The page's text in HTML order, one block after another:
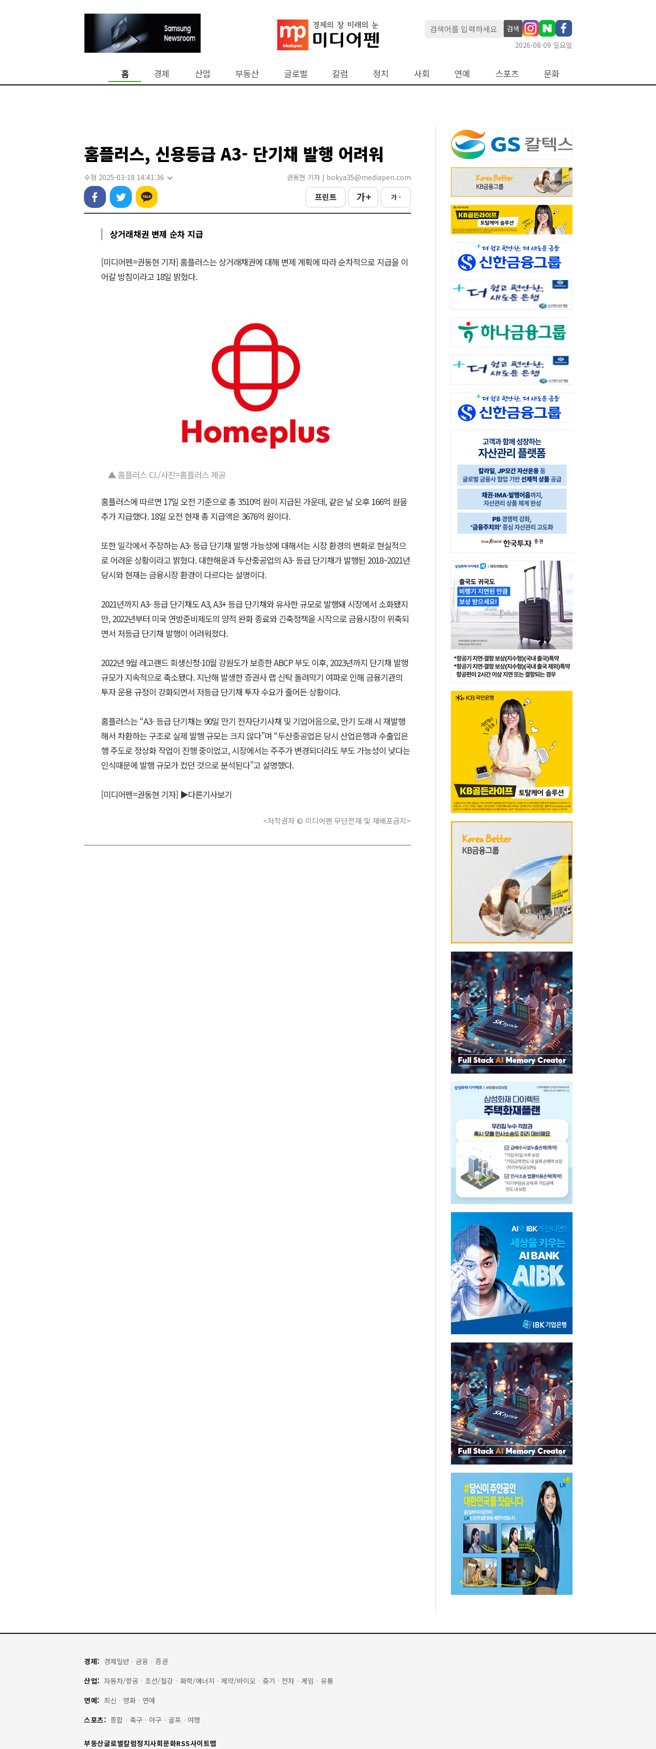
검색
2026-08-09 일요일
홈 경제 산업 부동산 글로벌 칼럼 정치 사회 연예 스포츠 문화
홈플러스, 신용등급 A3- 단기채 발행 어려워
수정 2025-03-18 14:41:36 권동현 기자 | bokya35@mediapen.com
프린트 가 + 가 -
상거래채권 변제 순차 지급
[미디어펜=권동현 기자] 홈플러스는 상거래채권에 대해 변제 계획에 따라 순차적으로 지급을 이
어갈 방침이라고 18일 밝혔다.
▲ 홈플러스 CI./사진=홈플러스 제공
홈플러스에 따르면 17일 오전 기준으로 총 3510억 원이 지급된 가운데, 같은 날 오후 166억 원을
추가 지급했다. 18일 오전 현재 총 지급액은 3676억 원이다.
또한 일각에서 주장하는 A3- 등급 단기채 발행 가능성에 대해서는 시장 환경의 변화로 현실적으
로 어려운 상황이라고 밝혔다. 대한해운과 두산중공업의 A3- 등급 단기채가 발행된 2018~2021년
당시와 현재는 금융시장 환경이 다르다는 설명이다.
2021년까지 A3- 등급 단기채도 A3, A3+ 등급 단기채와 유사한 규모로 발행돼 시장에서 소화됐지
만, 2022년부터 미국 연방준비제도의 양적 완화 종료와 긴축정책을 시작으로 금융시장이 위축되
면서 저등급 단기채 발행이 어려워졌다.
2022년 9월 레고랜드 회생신청·10월 강원도가 보증한 ABCP 부도 이후, 2023년까지 단기채 발행
규모가 지속적으로 축소됐다. 지난해 발생한 증권사 랩 신탁 돌려막기 여파로 인해 금융기관의
투자 운용 규정이 강화되면서 저등급 단기채 투자 수요가 줄어든 상황이다.
홈플러스는 “A3- 등급 단기채는 90일 만기 전자단기사채 및 기업어음으로, 만기 도래 시 재발행
해서 차환하는 구조로 실제 발행 규모는 크지 않다”며 “두산중공업은 당시 산업은행과 수출입은
행 주도로 정상화 작업이 진행 중이었고, 시장에서는 주주가 변경되더라도 부도 가능성이 낮다는
인식때문에 발행 규모가 컸던 것으로 분석된다”고 설명했다.
[미디어펜=권동현 기자] ▶다른기사보기
<저작권자 © 미디어펜 무단전재 및 재배포금지>
경제: 경제일반 · 금융 · 증권
산업: 자동차/항공 · 조선/철강 · 화학/에너지 · 제약/바이오 · 중기 · 전자 · 게임 · 유통
연예: 최신 · 영화 · 연예
스포츠: 종합 · 축구 · 야구 · 골프 · 여행
부동산글로벌칼럼정치사회문화RSS사이트맵